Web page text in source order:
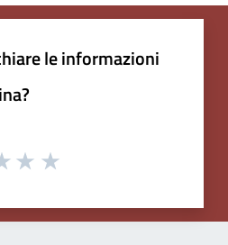
le informazioni